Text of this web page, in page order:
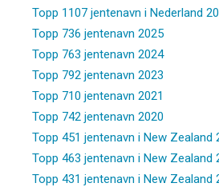
Topp 1107 jentenavn i Nederland
Topp 736 jentenavn 2025
Topp 763 jentenavn 2024
Topp 792 jentenavn 2023
Topp 710 jentenavn 2021
Topp 742 jentenavn 2020
Topp 451 jentenavn i New Zealand
Topp 463 jentenavn i New Zealand
Topp 431 jentenavn i New Zealand